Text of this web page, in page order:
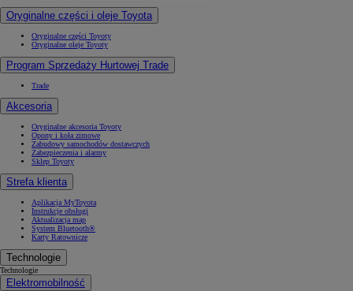
Oryginalne części i oleje Toyota
Oryginalne części Toyoty
Oryginalne oleje Toyoty
Program Sprzedaży Hurtowej Trade
Trade
Akcesoria
Oryginalne akcesoria Toyoty
Opony i koła zimowe
Zabudowy samochodów dostawczych
Zabezpieczenia i alarmy
Sklep Toyoty
Strefa klienta
Aplikacja MyToyota
Instrukcje obsługi
Aktualizacja map
System Bluetooth®
Karty Ratownicze
Technologie
Technologie
Elektromobilność